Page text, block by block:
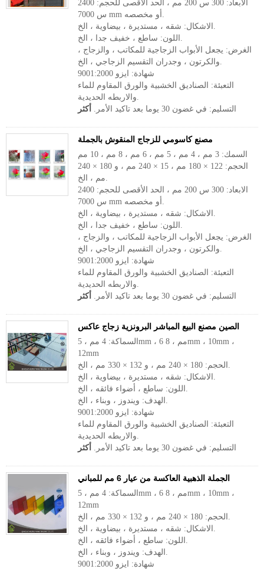
الابعاد: 300 س 200 مم ، الحد الأقصى للحجم: 2400
س 7000 mm أو مخصصه.
الاشكال: شقه ، مستديرة ، بيضاوية ، الخ.
اللون: ساطع ، خفيف جدا ، الخ.
الغرض: يجعل الأبواب الزجاجية للمكاتب ، والزجاج ،
والكرتون ، وجدران التقسيم الزجاجي ، الخ.
شهادة: ايزو 9001:2000
التعبئة: الصناديق الخشبية والورق المقاوم للماء
والاربطه الحديدية.
التسليم: في غضون 30 يوما بعد تاكيد الأمر.
أكثر
مصنع كاسومي للزجاج المنقوش بالجملة
السمك: 3 مم ، 4 مم ، 5 مم ، 6 مم ، 8 مم ، 10 مم
الحجم: 122 × 180 مم ، 15 × 240 مم ، و 180 × 240
مم ، الخ.
الابعاد: 300 س 200 مم ، الحد الأقصى للحجم: 2400
س 7000 mm أو مخصصه.
الاشكال: شقه ، مستديرة ، بيضاوية ، الخ.
اللون: ساطع ، خفيف جدا ، الخ.
الغرض: يجعل الأبواب الزجاجية للمكاتب ، والزجاج ،
والكرتون ، وجدران التقسيم الزجاجي ، الخ.
شهادة: ايزو 9001:2000
التعبئة: الصناديق الخشبية والورق المقاوم للماء
والاربطه الحديدية.
التسليم: في غضون 30 يوما بعد تاكيد الأمر.
أكثر
الصين مصنع البيع المباشر البرونزية زجاج عاكس
السماكة: 4 مم ، 5mm ، 6 مم ، 8mm ، 10mm ،
12mm
الحجم: 180 × 240 مم ، و 132 × 330 مم ، الخ.
الاشكال: شقه ، مستديرة ، بيضاوية ، الخ.
اللون: ساطع ، أضواء فائقه ، الخ.
الهدف: ويندوز ، وبناء ، الخ.
شهادة: ايزو 9001:2000
التعبئة: الصناديق الخشبية والورق المقاوم للماء
والاربطه الحديدية.
التسليم: في غضون 30 يوما بعد تاكيد الأمر.
أكثر
الجملة الذهبية العاكسة من عيار 6 مم للمباني
السماكة: 4 مم ، 5mm ، 6 مم ، 8mm ، 10mm ،
12mm
الحجم: 180 × 240 مم ، و 132 × 330 مم ، الخ.
الاشكال: شقه ، مستديرة ، بيضاوية ، الخ.
اللون: ساطع ، أضواء فائقه ، الخ.
الهدف: ويندوز ، وبناء ، الخ.
شهادة: ايزو 9001:2000